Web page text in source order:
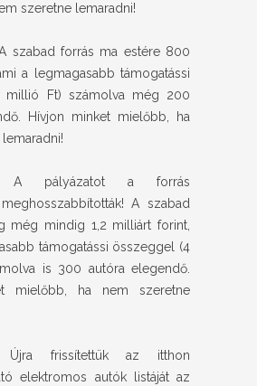
szeretne lemaradni!
szabad forrás ma estére 800
a legmagasabb támogatássi
millió Ft) számolva még 200
Hívjon minket mielőbb, ha
pályázatot a forrás
A szabad
még mindig 1,2 milliárt forint,
támogatássi összeggel (4
is 300 autóra elegendő.
mielőbb, ha nem szeretne
Újra frissítettük az itthon
elektromos autók listáját az